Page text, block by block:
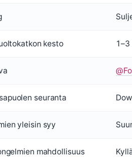
kesto
seuranta
yleisin syy
mahdollisuus